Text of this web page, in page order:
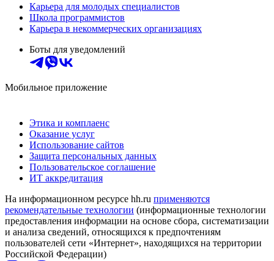
Карьера для молодых специалистов
Школа программистов
Карьера в некоммерческих организациях
Боты для уведомлений
Мобильное приложение
Этика и комплаенс
Оказание услуг
Использование сайтов
Защита персональных данных
Пользовательское соглашение
ИТ аккредитация
На информационном ресурсе hh.ru применяются
рекомендательные технологии (информационные технологии
предоставления информации на основе сбора, систематизации
и анализа сведений, относящихся к предпочтениям
пользователей сети «Интернет», находящихся на территории
Российской Федерации)